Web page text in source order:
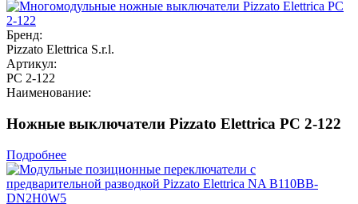
Бренд:
Pizzato Elettrica S.r.l.
Артикул:
PC 2-122
Наименование:
Ножные выключатели Pizzato Elettrica PC 2-122
Подробнее